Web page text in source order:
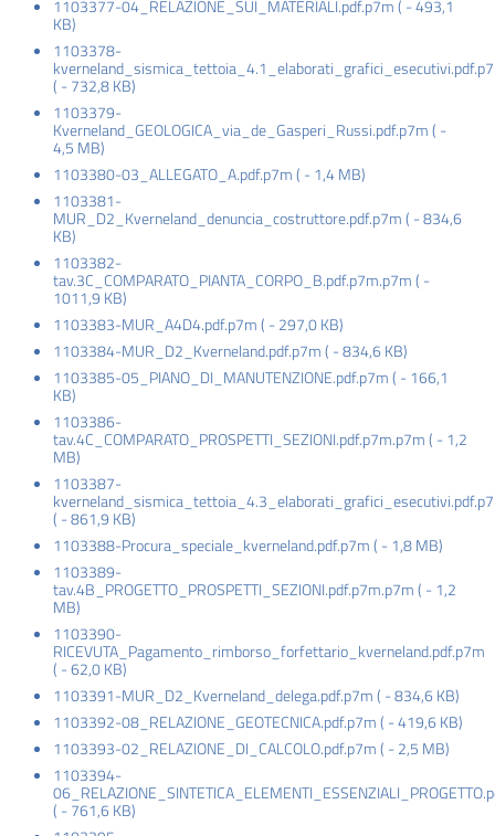
Tutti
argomenti
Seguici
1103377-04_RELAZIONE_SUI_MATERIALI.pdf.p7m( -493,1
KB)
1103378-
( -732,8 KB)
1103379-
Kverneland_GEOLOGICA_via_de_Gasperi_Russi.pdf.p7m( -
4,5 MB)
1103380-03_ALLEGATO_A.pdf.p7m( -1,4 MB)
1103381-
MUR_D2_Kverneland_denuncia_costruttore.pdf.p7m( -834,6
KB)
1103382-
tav.3C_COMPARATO_PIANTA_CORPO_B.pdf.p7m.p7m( -
1011,9 KB)
1103383-MUR_A4D4.pdf.p7m( -297,0 KB)
1103384-MUR_D2_Kverneland.pdf.p7m( -834,6 KB)
1103385-05_PIANO_DI_MANUTENZIONE.pdf.p7m( -166,1
KB)
1103386-
tav.4C_COMPARATO_PROSPETTI_SEZIONI.pdf.p7m.p7m( -1,2
MB)
1103387-
( -861,9 KB)
1103388-Procura_speciale_kverneland.pdf.p7m( -1,8 MB)
1103389-
tav.4B_PROGETTO_PROSPETTI_SEZIONI.pdf.p7m.p7m( -1,2
MB)
1103390-
RICEVUTA_Pagamento_rimborso_forfettario_kverneland.pdf.p7m
( -62,0 KB)
1103391-MUR_D2_Kverneland_delega.pdf.p7m( -834,6 KB)
1103392-08_RELAZIONE_GEOTECNICA.pdf.p7m( -419,6 KB)
1103393-02_RELAZIONE_DI_CALCOLO.pdf.p7m( -2,5 MB)
1103394-
( -761,6 KB)